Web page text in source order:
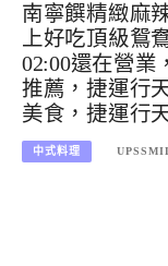
南寧饌精緻麻
上好吃頂級鴛
02:00還在營業
推薦，捷運行
美食，捷運行
中式料理